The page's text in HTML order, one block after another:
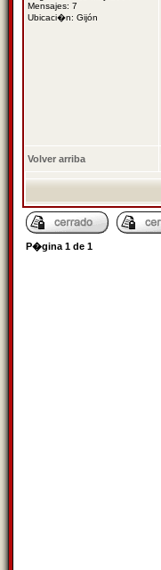
Mensajes: 7
Ubicaci�n: Gijón
Volver arriba
P�gina 1 de 1